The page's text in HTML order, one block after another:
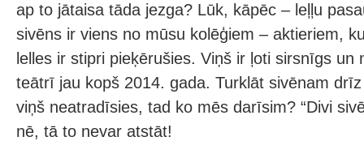
ap to jātaisa tāda jezga? Lūk, kāpēc – leļļu
sivēns ir viens no mūsu kolēģiem – aktieriem,
lelles ir stipri pieķērušies. Viņš ir ļoti sirsnīgs un
teātrī jau kopš 2014. gada. Turklāt sivēnam
viņš neatradīsies, tad ko mēs darīsim? “Divi
nē, tā to nevar atstāt!